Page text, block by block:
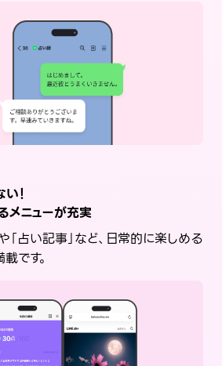
！
メニューが充実
「占い記事」など、日常的に楽しめる
です。